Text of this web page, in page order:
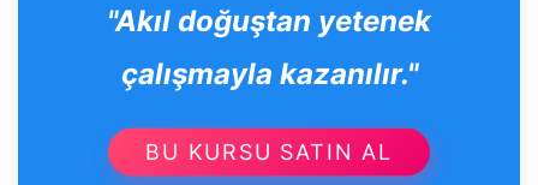
"Akıl doğuştan yetenek
çalışmayla kazanılır."
BU KURSU SATIN AL